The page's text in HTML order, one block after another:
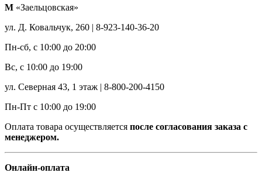
М «Заельцовская»
ул. Д. Ковальчук, 260 | 8-923-140-36-20
Пн-сб, с 10:00 до 20:00
Вс, с 10:00 до 19:00
ул. Северная 43, 1 этаж | 8-800-200-4150
Пн-Пт с 10:00 до 19:00
Оплата товара осуществляется после согласования заказа с
менеджером.
Онлайн-оплата